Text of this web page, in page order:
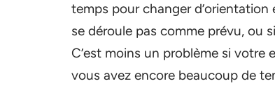
temps pour changer
se déroule pas comme prévu, ou
C’est moins un problème si
vous avez encore beaucoup de